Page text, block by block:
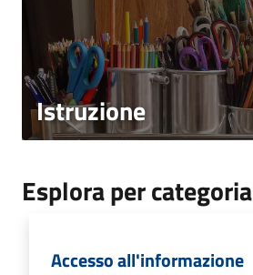
Istruzione
Esplora per categoria
Accesso all'informazione